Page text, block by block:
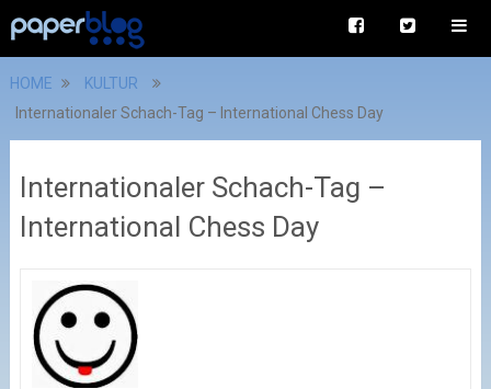
HOME
KULTUR
Internationaler Schach-Tag – International Chess Day
Internationaler Schach-Tag –
International Chess Day